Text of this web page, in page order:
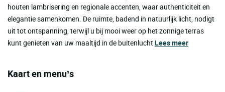
houten lambrisering en regionale accenten, waar authenticiteit en
elegantie samenkomen. De ruimte, badend in natuurlijk licht, nodigt
uit tot ontspanning, terwijl u bij mooi weer op het zonnige terras
kunt genieten van uw maaltijd in de buitenlucht Lees meer
Kaart en menu’s